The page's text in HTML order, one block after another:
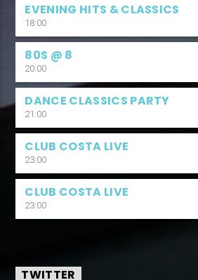
EVENING HITS & CLASSICS
18:00
80S @ 8
20:00
DANCE CLASSICS PARTY
21:00
CLUB COSTA LIVE
23:00
CLUB COSTA LIVE
23:00
TWITTER